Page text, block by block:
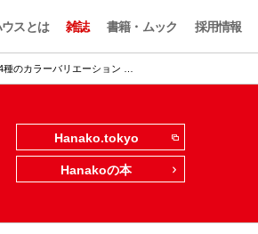
スとは 雑誌 書籍・ムック 採用情報
種のカラーバリエーション …
Hanako.tokyo
Hanakoの本